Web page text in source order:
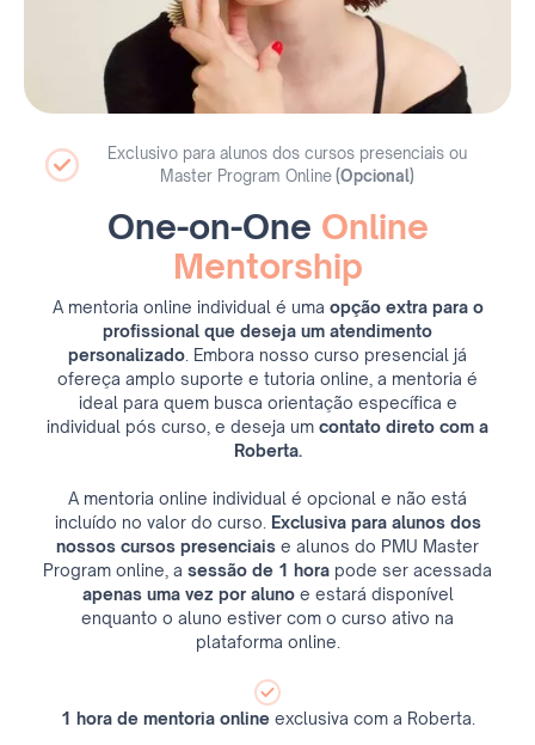
Exclusivo para alunos dos cursos presenciais ou
Master Program Online(Opcional)
One-on-One Online
Mentorship
A mentoria online individual é uma opção extra para o
profissional que deseja um atendimento
personalizado . Embora nosso curso presencial já
ofereça amplo suporte e tutoria online, a mentoria é
ideal para quem busca orientação específica e
individual pós curso, e deseja um contato direto com a
Roberta.
A mentoria online individual é opcional e não está
incluído no valor do curso. Exclusiva para alunos dos
nossos cursos presenciais e alunos do PMU Master
Program online, a sessão de 1 hora pode ser acessada
apenas uma vez por alunoe estará disponível
enquanto o aluno estiver com o curso ativo na
plataforma online.
1 hora de mentoria online exclusiva com a Roberta.